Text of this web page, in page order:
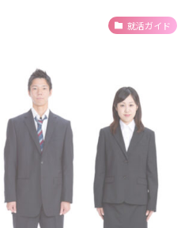
就活ガイド